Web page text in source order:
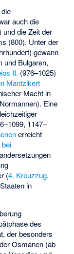
auch die
und die Zeit der
(800). Unter der
gewann
und Bulgaren,
II. (976–1025)
Mantzikert
Macht in
Eine
1147–
erreicht
(4. Kreuzzug,
in
des
der besonders
Osmanen (ab